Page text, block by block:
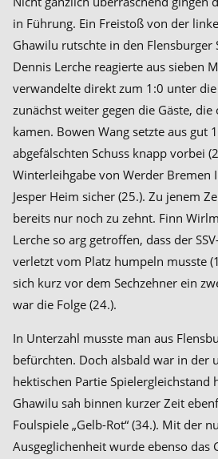
in Führung. Ein Freistoß von der
Ghawilu rutschte in den Flensburger
Dennis Lerche reagierte aus sieben
verwandelte direkt zum 1:0 unter
zunächst weiter gegen die Gäste,
kamen. Bowen Wang setzte aus gut
abgefälschten Schuss knapp vorbei
Winterleihgabe von Werder Bremen
Jesper Heim sicher (25.). Zu jenem
bereits nur noch zu zehnt. Finn
Lerche so arg getroffen, dass der
verletzt vom Platz humpeln musste
sich kurz vor dem Sechzehner ein
war die Folge (24.).
In Unterzahl musste man aus
befürchten. Doch alsbald war in der
hektischen Partie Spielergleichstand
Ghawilu sah binnen kurzer Zeit
Foulspiele „Gelb-Rot“ (34.). Mit der
Ausgeglichenheit wurde ebenso das